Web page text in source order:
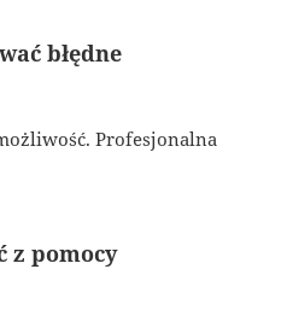
błędne
Profesjonalna
z pomocy